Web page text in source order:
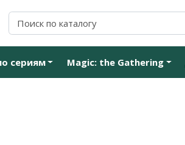
сериям Magic: the Gathering